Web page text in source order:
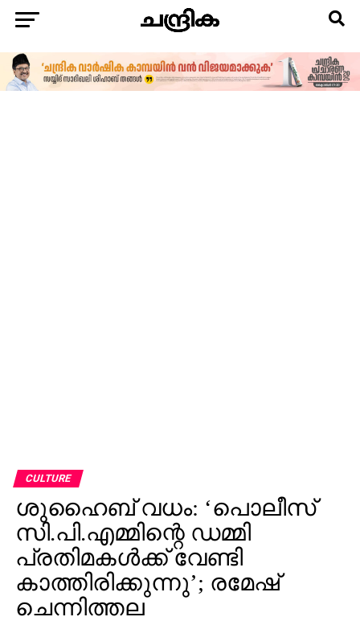
CULTURE
ശുഹൈബ് വധം: ‘പൊലീസ്
സി.പി.എമ്മിന്റെ ഡമ്മി
പ്രതിമകള്‍ക്ക് വേണ്ടി
കാത്തിരിക്കുന്നു’; രമേഷ്
ചെന്നിത്തല